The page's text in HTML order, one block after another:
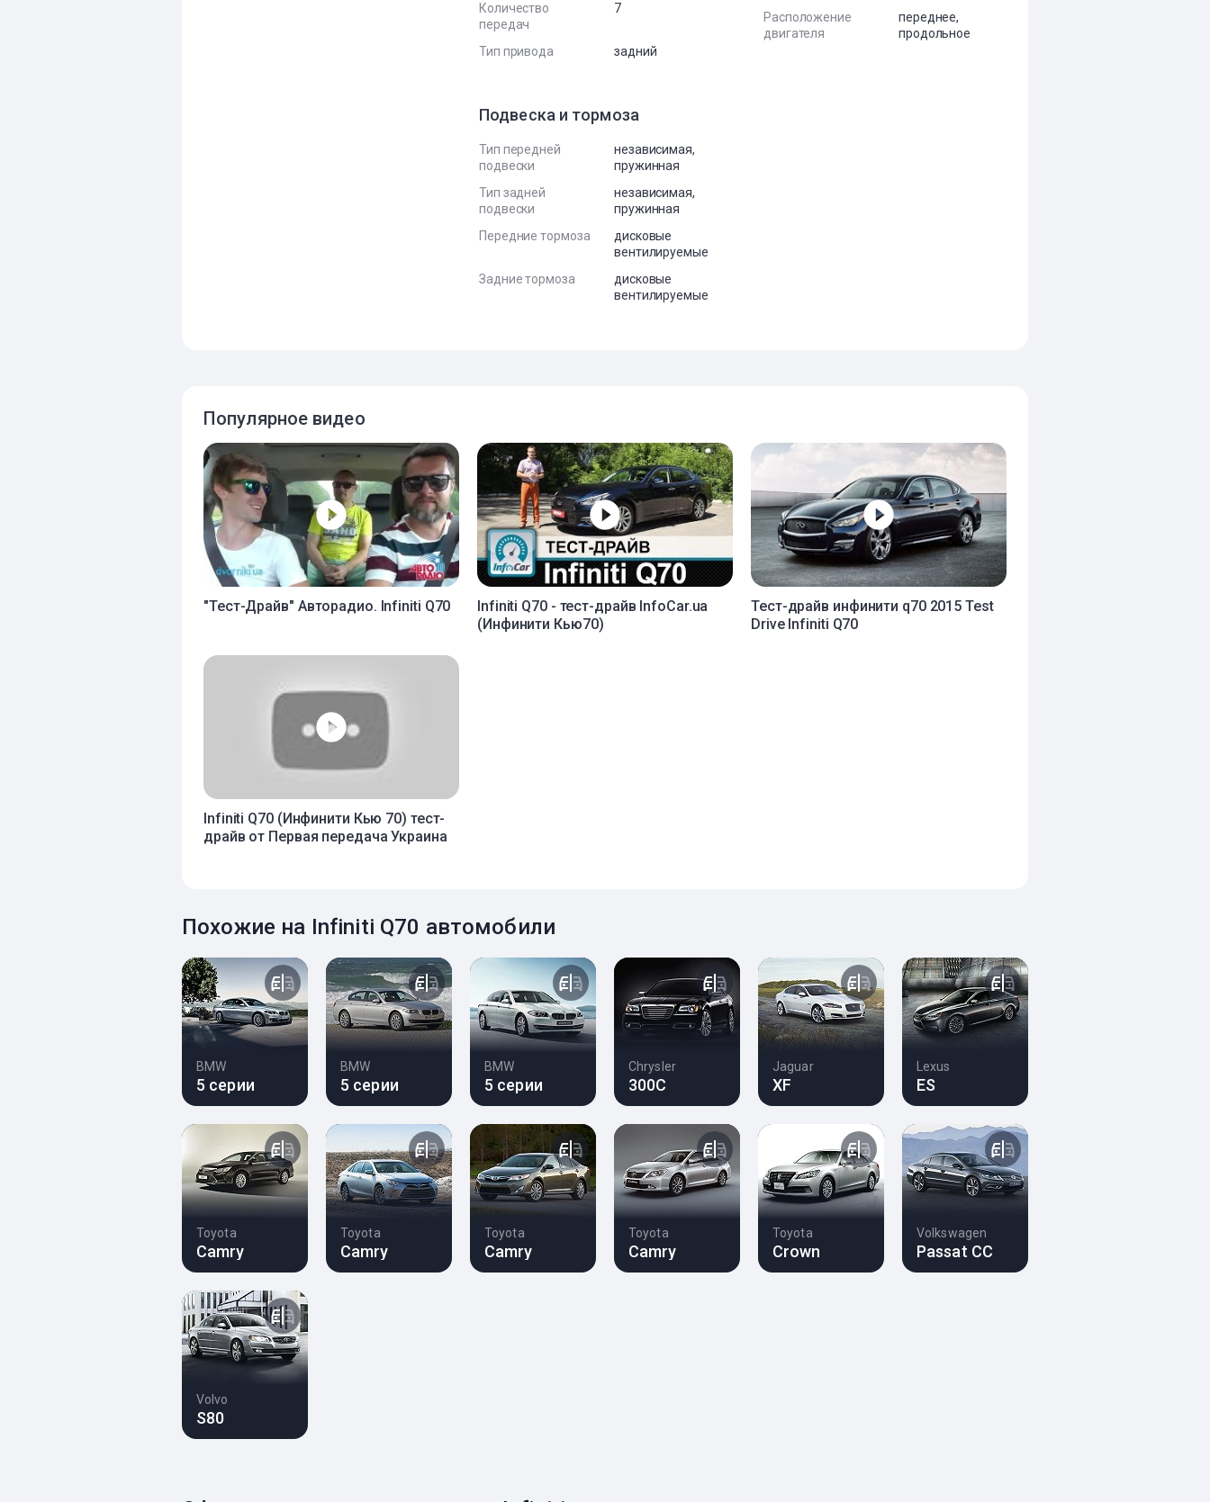
Количество
передач
7
Тип привода задний
Подвеска и тормоза
Тип передней
подвески
независимая,
пружинная
Тип задней
подвески
независимая,
пружинная
Передние тормоза
дисковые
вентилируемые
Задние тормоза
дисковые
вентилируемые
Расположение
двигателя
переднее,
продольное
Популярное видео
"Тест-Драйв" Авторадио. Infiniti Q70
Infiniti Q70 - тест-драйв InfoCar.ua
(Инфинити Кью70)
Тест-драйв инфинити q70 2015 Test
Drive Infiniti Q70
Infiniti Q70 (Инфинити Кью 70) тест-
драйв от Первая передача Украина
Похожие на Infiniti Q70 автомобили
BMW
5 серии
BMW
5 серии
BMW
5 серии
Chrysler
300C
Jaguar
XF
Lexus
ES
Toyota
Camry
Toyota
Camry
Toyota
Camry
Toyota
Camry
Toyota
Crown
Volkswagen
Passat CC
Volvo
S80